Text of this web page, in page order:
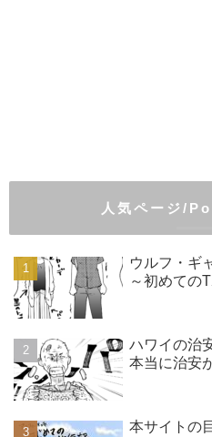
人気ページ/
ウルフ・ギ
～初めての
ハワイの治
本当に治安
本サイトの